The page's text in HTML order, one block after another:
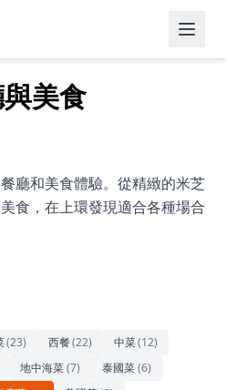
美食
廳和美食體驗。從精緻的米芝
食，在上環發現適合各種場合
(23) 西餐(22) 中菜(12)
地中海菜(7) 泰國菜(6)